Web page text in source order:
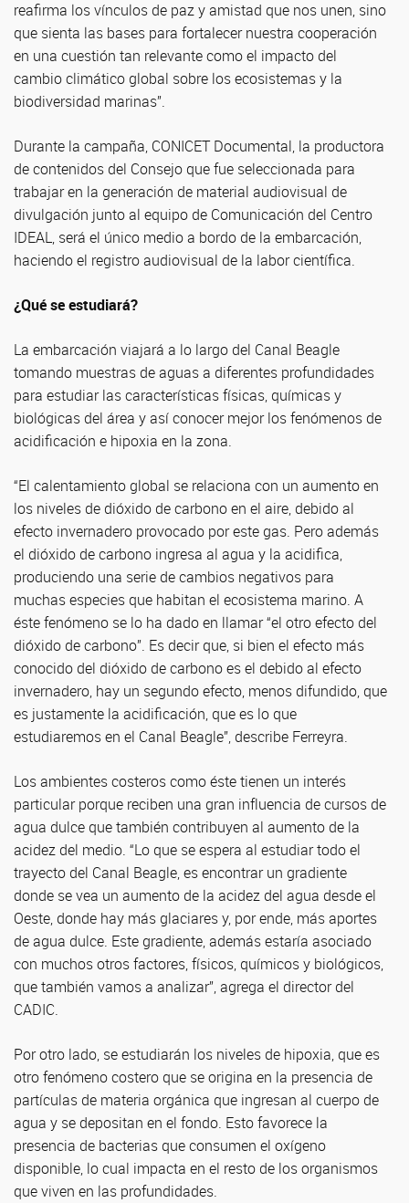
reafirma los vínculos de paz y amistad que nos unen, sino
que sienta las bases para fortalecer nuestra cooperación
en una cuestión tan relevante como el impacto del
cambio climático global sobre los ecosistemas y la
biodiversidad marinas”.
Durante la campaña, CONICET Documental, la productora
de contenidos del Consejo que fue seleccionada para
trabajar en la generación de material audiovisual de
divulgación junto al equipo de Comunicación del Centro
IDEAL, será el único medio a bordo de la embarcación,
haciendo el registro audiovisual de la labor científica.
¿Qué se estudiará?
La embarcación viajará a lo largo del Canal Beagle
tomando muestras de aguas a diferentes profundidades
para estudiar las características físicas, químicas y
biológicas del área y así conocer mejor los fenómenos de
acidificación e hipoxia en la zona.
“El calentamiento global se relaciona con un aumento en
los niveles de dióxido de carbono en el aire, debido al
efecto invernadero provocado por este gas. Pero además
el dióxido de carbono ingresa al agua y la acidifica,
produciendo una serie de cambios negativos para
muchas especies que habitan el ecosistema marino. A
éste fenómeno se lo ha dado en llamar “el otro efecto del
dióxido de carbono”. Es decir que, si bien el efecto más
conocido del dióxido de carbono es el debido al efecto
invernadero, hay un segundo efecto, menos difundido, que
es justamente la acidificación, que es lo que
estudiaremos en el Canal Beagle”, describe Ferreyra.
Los ambientes costeros como éste tienen un interés
particular porque reciben una gran influencia de cursos de
agua dulce que también contribuyen al aumento de la
acidez del medio. “Lo que se espera al estudiar todo el
trayecto del Canal Beagle, es encontrar un gradiente
donde se vea un aumento de la acidez del agua desde el
Oeste, donde hay más glaciares y, por ende, más aportes
de agua dulce. Este gradiente, además estaría asociado
con muchos otros factores, físicos, químicos y biológicos,
que también vamos a analizar”, agrega el director del
CADIC.
Por otro lado, se estudiarán los niveles de hipoxia, que es
otro fenómeno costero que se origina en la presencia de
partículas de materia orgánica que ingresan al cuerpo de
agua y se depositan en el fondo. Esto favorece la
presencia de bacterias que consumen el oxígeno
disponible, lo cual impacta en el resto de los organismos
que viven en las profundidades.